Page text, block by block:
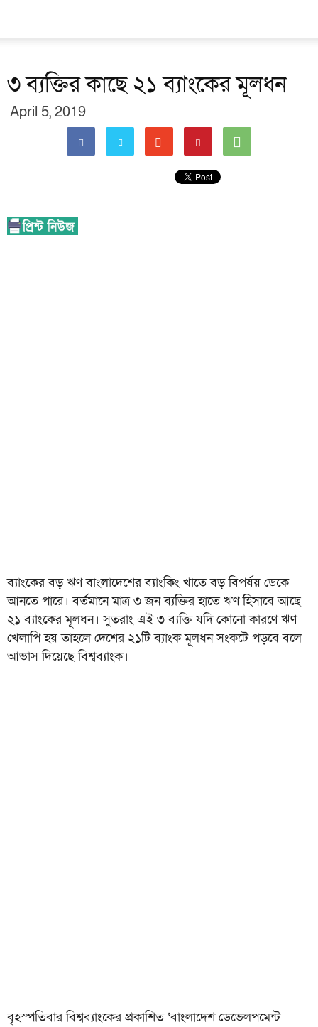
৩ ব্যক্তির কাছে ২১ ব্যাংকের মূলধন
April 5, 2019
ব্যাংকের বড় ঋণ বাংলাদেশের ব্যাংকিং খাতে বড় বিপর্যয় ডেকে
আনতে পারে। বর্তমানে মাত্র ৩ জন ব্যক্তির হাতে ঋণ হিসাবে আছে
২১ ব্যাংকের মূলধন। সুতরাং এই ৩ ব্যক্তি যদি কোনো কারণে ঋণ
খেলাপি হয় তাহলে দেশের ২১টি ব্যাংক মূলধন সংকটে পড়বে বলে
আভাস দিয়েছে বিশ্বব্যাংক।
বৃহস্পতিবার বিশ্বব্যাংকের প্রকাশিত ‘বাংলাদেশ ডেভেলপমেন্ট